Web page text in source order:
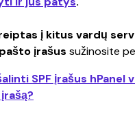
į kitus vardų
įrašus sužinosite
SPF įrašus hPanel